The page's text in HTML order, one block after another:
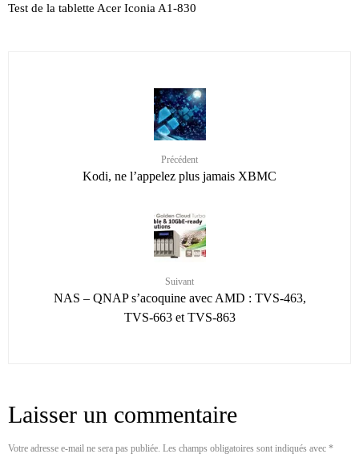
Test de la tablette Acer Iconia A1-830
Précédent
Kodi, ne l’appelez plus jamais XBMC
Suivant
NAS – QNAP s’acoquine avec AMD : TVS-463,
TVS-663 et TVS-863
Laisser un commentaire
Votre adresse e-mail ne sera pas publiée. Les champs obligatoires sont indiqués avec *